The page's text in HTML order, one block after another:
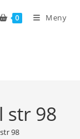
0 Meny
str 98
98